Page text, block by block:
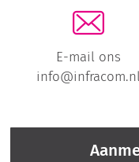
E-mail ons
info@infracom.nl